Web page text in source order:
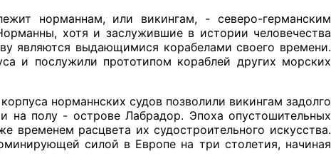
норманнам, или викингам, - северо-германским
хотя и заслужившие в истории человечества
являются выдающимися корабелами своего времени.
и послужили прототипом кораблей других морских
норманнских судов позволили викингам задолго
на полу - острове Лабрадор. Эпоха опустошительных
временем расцвета их судостроительного искусства.
силой в Европе на три столетия, начиная